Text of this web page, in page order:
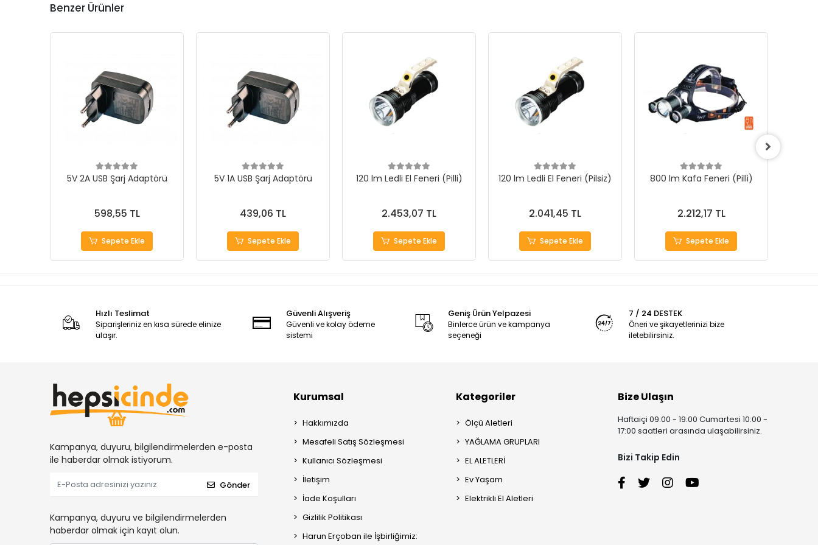
Benzer Ürünler
5V 2A USB Şarj Adaptörü
598,55 TL
Sepete Ekle
5V 1A USB Şarj Adaptörü
439,06 TL
Sepete Ekle
120 lm Ledli El Feneri (Pilli)
2.453,07 TL
Sepete Ekle
120 lm Ledli El Feneri (Pilsiz)
2.041,45 TL
Sepete Ekle
800 lm Kafa Feneri (Pilli)
2.212,17 TL
Sepete Ekle
Hızlı Teslimat
Siparişleriniz en kısa sürede elinize
ulaşır.
Güvenli Alışveriş
Güvenli ve kolay ödeme
sistemi
Geniş Ürün Yelpazesi
Binlerce ürün ve kampanya
seçeneği
7 / 24 DESTEK
Öneri ve şikayetlerinizi bize
iletebilirsiniz.
Kampanya, duyuru, bilgilendirmelerden e-posta
ile haberdar olmak istiyorum.
Gönder
Kampanya, duyuru ve bilgilendirmelerden
haberdar olmak için kayıt olun.
Kurumsal
Hakkımızda
Mesafeli Satış Sözleşmesi
Kullanıcı Sözleşmesi
İletişim
İade Koşulları
Gizlilik Politikası
Harun Erçoban ile İşbirliğimiz:
Kategoriler
Ölçü Aletleri
YAĞLAMA GRUPLARI
EL ALETLERİ
Ev Yaşam
Elektrikli El Aletleri
Bize Ulaşın
Haftaiçi 09:00 - 19:00 Cumartesi 10:00 -
17:00 saatleri arasında ulaşabilirsiniz.
Bizi Takip Edin